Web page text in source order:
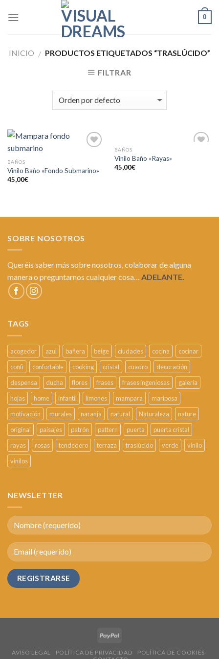
0
INICIO / PRODUCTOS ETIQUETADOS “TRASLÚCIDO”
FILTRAR
lista de
deseos
BAÑOS
Vinilo Baño «Fondo Submarino»
45,00€
BAÑOS
Vinilo Baño «Rayas»
45,00€
SOBRE NOSOTROS
Queréis saber más sobre nosotros, colaborar de alguna
manera o preguntarnos cualquier cosa… ADELANTE.
TAGS
acogedor azul bañera beige ciudades cocina
cocinar
confi
confortable cooking cristal cuadro
decoración
despensa
ducha flores frases frases ingeniosas
galería
hojas
home infantil limones mampara
mariposa
motivación
murales naranja natural Naturaleza
nature
original
paisajes patrón pattern puerta
puerta cristal
rayas
rosas tendedero terraza traslúcido verde
vinilo
vinilos
NEWSLETTER
AVISO LEGAL POLÍTICA DE PRIVACIDAD
POLÍTICA DE COOKIES